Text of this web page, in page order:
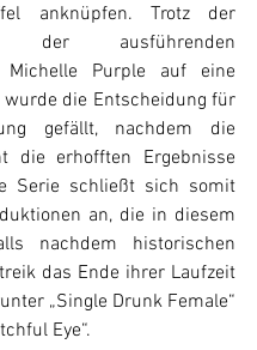
anknüpfen. Trotz der
der ausführenden
Michelle Purple auf eine
die Entscheidung für
gefällt, nachdem die
die erhofften Ergebnisse
Serie schließt sich somit
an, die in diesem
nachdem historischen
das Ende ihrer Laufzeit
„Single Drunk Female“
Eye“.